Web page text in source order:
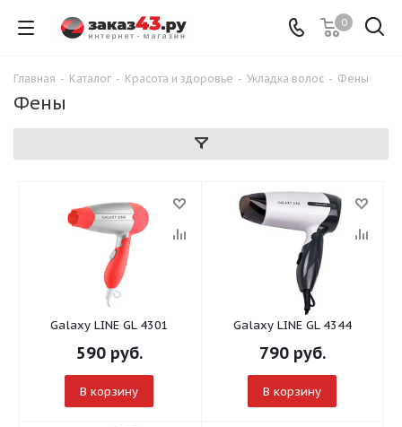
0
Главная - Каталог - Красота и здоровье - Укладка волос - Фены
Фены
Galaxy LINE GL 4301
590руб.
В корзину
Galaxy LINE GL 4344
790руб.
В корзину